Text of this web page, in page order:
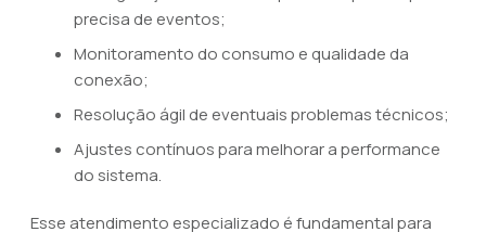
precisa de eventos;
Monitoramento do consumo e qualidade da
conexão;
Resolução ágil de eventuais problemas técnicos;
Ajustes contínuos para melhorar a performance
do sistema.
Esse atendimento especializado é fundamental para